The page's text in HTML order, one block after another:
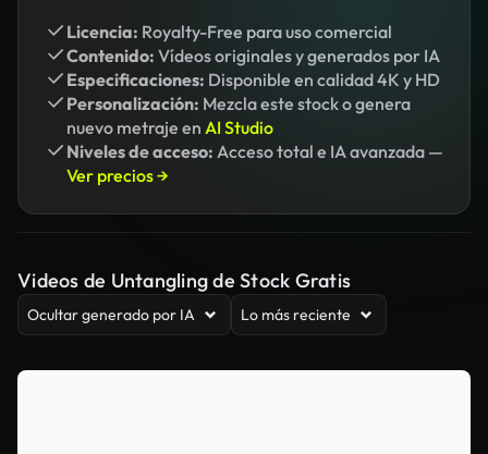
Licencia: Royalty-Free para uso comercial
Contenido: Vídeos originales y generados por IA
Especificaciones: Disponible en calidad 4K y HD
Personalización: Mezcla este stock o genera
nuevo metraje en AI Studio
Niveles de acceso: Acceso total e IA avanzada —
Ver precios →
Videos de Untangling de Stock Gratis
Ocultar generado por IA Lo más reciente